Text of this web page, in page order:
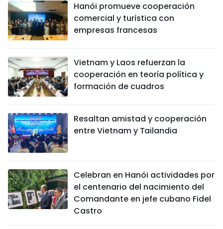
Hanói promueve cooperación
comercial y turística con
empresas francesas
Vietnam y Laos refuerzan la
cooperación en teoría política y
formación de cuadros
Resaltan amistad y cooperación
entre Vietnam y Tailandia
Celebran en Hanói actividades por
el centenario del nacimiento del
Comandante en jefe cubano Fidel
Castro